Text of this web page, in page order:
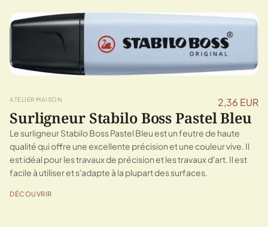
ATELIER MAISON 2,36 EUR
Surligneur Stabilo Boss Pastel Bleu
Le surligneur Stabilo Boss Pastel Bleu est un feutre de haute
qualité qui offre une excellente précision et une couleur vive. Il
est idéal pour les travaux de précision et les travaux d'art. Il est
facile à utiliser et s'adapte à la plupart des surfaces.
DÉCOUVRIR